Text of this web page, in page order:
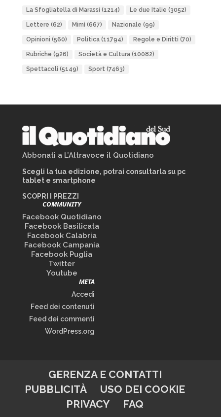
La Sfogliatella di Marassi (1214) Le due Italie (3052)
Lettere (62) Mimì (667) Nazionale (99)
Opinioni (560) Politica(11794) Regole e Diritti (70)
Rubriche (926) Società e Cultura(10082)
Spettacoli (5149) Sport(7463)
Abbonati a L’Altravoce il Quotidiano
Scegli la tua edizione, potrai consultarla su pc
tablet e smartphone
SCOPRI I PREZZI
COMMUNITY
Facebook Quotidiano
Facebook Basilicata
Facebook Calabria
Facebook Campania
Facebook Puglia
Twitter
Youtube
META
Accedi
Feed dei contenuti
Feed dei commenti
WordPress.org
GERENZA E CONTATTI
PUBBLICITÀ
USO DEI COOKIE
PRIVACY
FAQ